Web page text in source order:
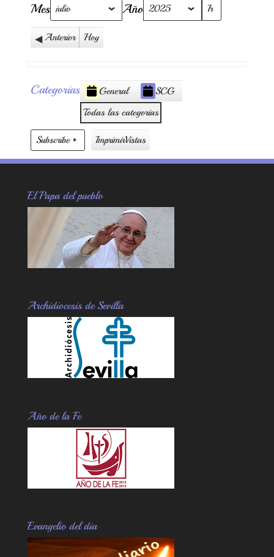
Mes Año
Anterior Hoy
Categorías General
SCG
Todas las categorías
Subscribe ImprimirVistas
El Papa del pueblo
Archidiocesis de Sevilla
Año de la Fe
Evangelio del dia